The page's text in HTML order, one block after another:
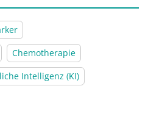
Chemotherapie
Intelligenz (KI)